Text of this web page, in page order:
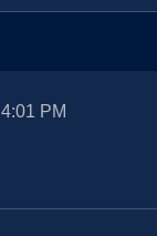
4:01 PM